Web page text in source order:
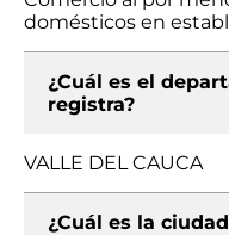
domésticos en
¿Cuál es el
registra?
VALLE DEL CAUCA
¿Cuál es la